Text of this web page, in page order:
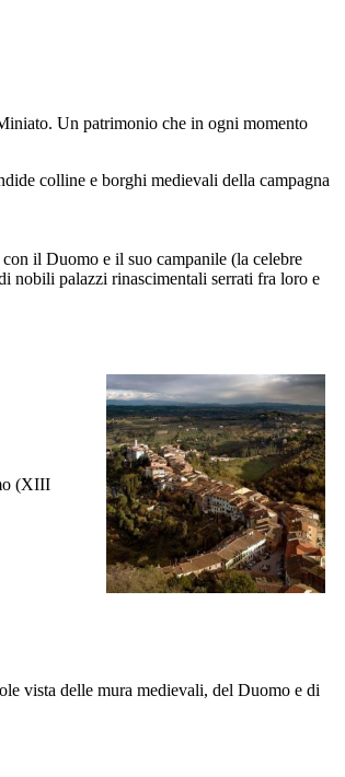
Un patrimonio che in ogni momento
colline e borghi medievali della campagna
il Duomo e il suo campanile (la celebre
nobili palazzi rinascimentali serrati fra loro e
(XIII
vista delle mura medievali, del Duomo e di